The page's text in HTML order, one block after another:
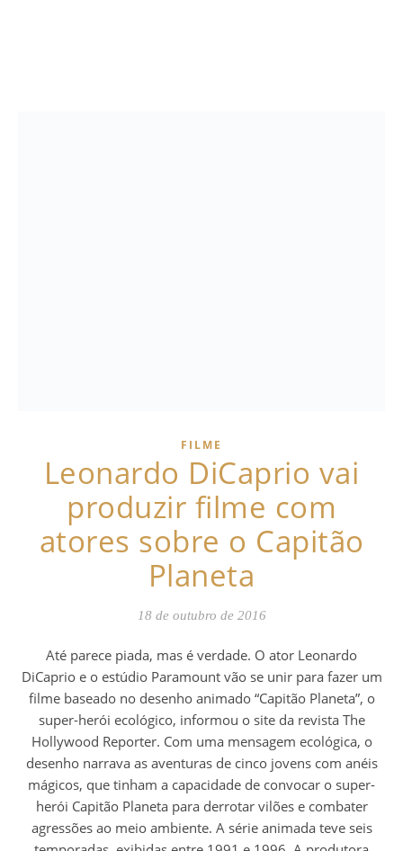
FILME
Leonardo DiCaprio vai
produzir filme com
atores sobre o Capitão
Planeta
18 de outubro de 2016
Até parece piada, mas é verdade. O ator Leonardo
DiCaprio e o estúdio Paramount vão se unir para fazer um
filme baseado no desenho animado “Capitão Planeta”, o
super-herói ecológico, informou o site da revista The
Hollywood Reporter. Com uma mensagem ecológica, o
desenho narrava as aventuras de cinco jovens com anéis
mágicos, que tinham a capacidade de convocar o super-
herói Capitão Planeta para derrotar vilões e combater
agressões ao meio ambiente. A série animada teve seis